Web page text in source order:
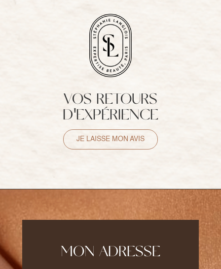
VOS RETOURS
D'EXPÉRIENCE
JE LAISSE MON AVIS
MON ADRESSE